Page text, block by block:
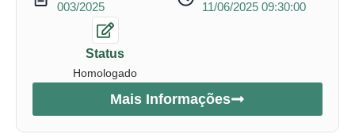
003/2025
11/06/2025 09:30:00
Status
Homologado
Mais Informações